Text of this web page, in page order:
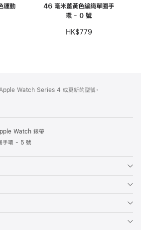
運動
46 毫米薑黃色編織單圈手
環 - 0 號
HK$779
Watch Series 4 或更新的型號。
Watch 錶帶
手環 - 5 號